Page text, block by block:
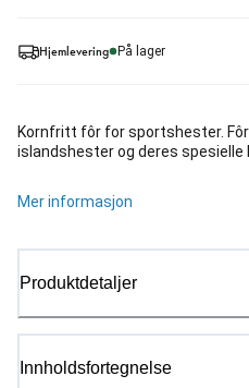
Hjemlevering På lager
Kornfritt fôr for sportshester.
islandshester og deres spesielle
Mer informasjon
Produktdetaljer
Innholdsfortegnelse